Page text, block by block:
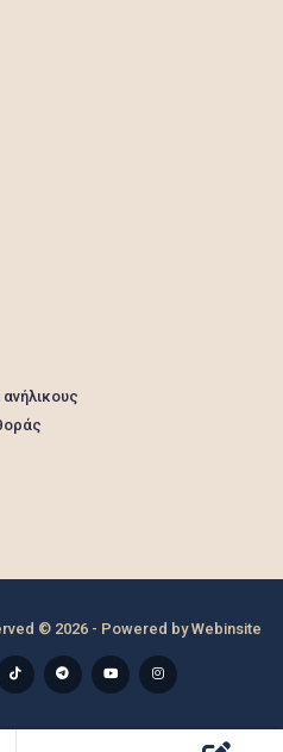
© 2026 - Powered byWebinsite